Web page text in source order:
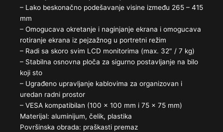
– Lako beskonačno podešavanje visine između 265 – 415
mm
– Omogucava okretanje i naginjanje ekrana i omogucava
rotiranje ekrana iz pejzažnog u portretni režim
– Radi sa skoro svim LCD monitorima (max. 32″ / 7 kg)
– Stabilna osnovna ploča za sigurno postavljanje na bilo
koji sto
– Ugrađeno upravljanje kablovima za organizovan i
uredan radni prostor
– VESA kompatibilan (100 x 100 mm i 75 x 75 mm)
Materijal: aluminijum, čelik, plastika
Površinska obrada: praškasti premaz